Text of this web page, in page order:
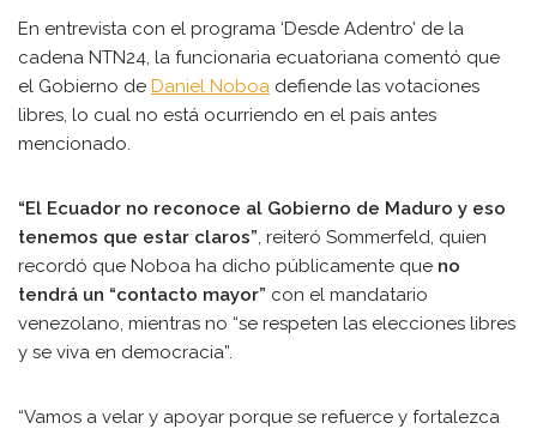
En entrevista con el programa ‘Desde Adentro’ de la
cadena NTN24, la funcionaria ecuatoriana comentó que
el Gobierno de Daniel Noboa defiende las votaciones
libres, lo cual no está ocurriendo en el país antes
mencionado.
“El Ecuador no reconoce al Gobierno de Maduro y eso
tenemos que estar claros”, reiteró Sommerfeld, quien
recordó que Noboa ha dicho públicamente que no
tendrá un “contacto mayor” con el mandatario
venezolano, mientras no “se respeten las elecciones libres
y se viva en democracia”.
“Vamos a velar y apoyar porque se refuerce y fortalezca